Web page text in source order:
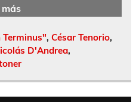
más
Terminus", César Tenorio,
D'Andrea,